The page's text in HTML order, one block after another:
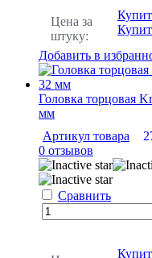
Цена за
штуку:
Добавить в
Головка торцовая
мм
Артикул товара
0 отзывов
Сравнить